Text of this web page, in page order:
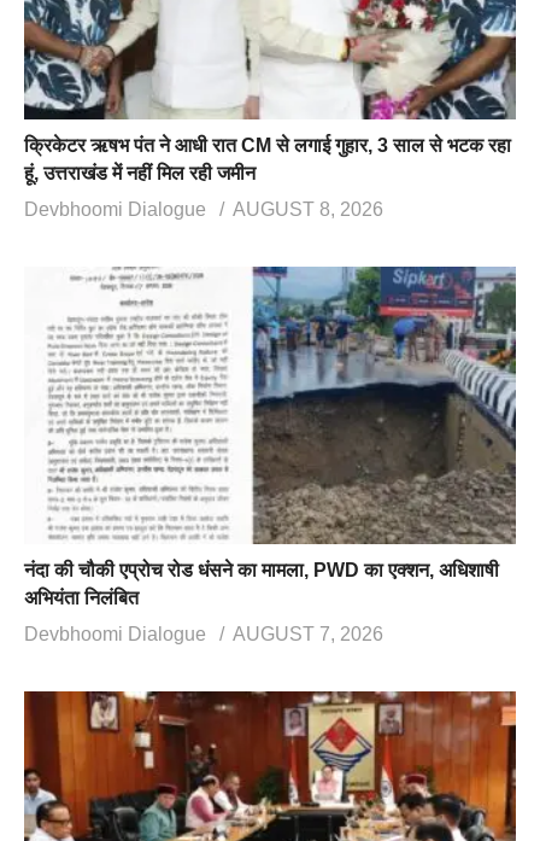
क्रिकेटर ऋषभ पंत ने आधी रात CM से लगाई गुहार, 3 साल से भटक रहा
हूं, उत्तराखंड में नहीं मिल रही जमीन
Devbhoomi Dialogue
AUGUST 8, 2026
नंदा की चौकी एप्रोच रोड धंसने का मामला, PWD का एक्शन, अधिशाषी
अभियंता निलंबित
Devbhoomi Dialogue
AUGUST 7, 2026